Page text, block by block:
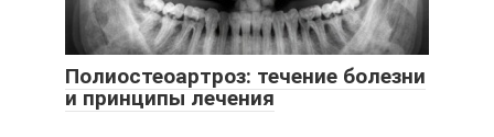
Полиостеоартроз: течение болезни
и принципы лечения